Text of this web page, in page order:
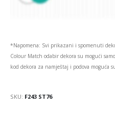
*Napomena: Svi prikazani i spomenuti
Colour Match odabir dekora su mogući
kod dekora za namještaj i podova moguća
SKU: F243 ST76